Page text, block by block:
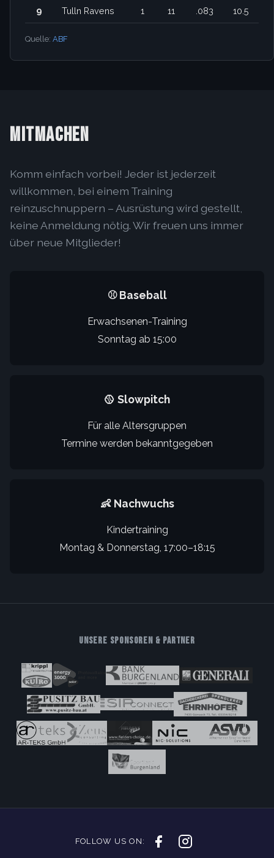
9 Tulln Ravens 1 11 .083 10.5
Quelle: ABF
MITMACHEN
Komm einfach vorbei! Jeder ist jederzeit
willkommen, bei einem Training
reinzuschnuppern – Ausrüstung wird gestellt,
keine Anmeldung nötig. Wir freuen uns immer
über neue Mitglieder!
⚾ Baseball
Erwachsenen-Training
Sonntag ab 15:00
🥎 Slowpitch
Für alle Altersgruppen
Termine werden bekanntgegeben
👶 Nachwuchs
Kindertraining
Montag & Donnerstag, 17:00–18:15
UNSERE SPONSOREN & PARTNER
FOLLOW US ON: